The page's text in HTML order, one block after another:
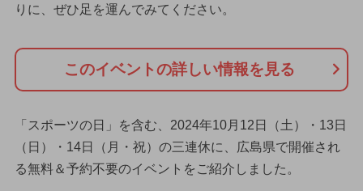
りに、ぜひ足を運んでみてください。
このイベントの詳しい情報を見る
「スポーツの日」を含む、2024年10月12日（土）・13日
（日）・14日（月・祝）の三連休に、広島県で開催され
る無料＆予約不要のイベントをご紹介しました。